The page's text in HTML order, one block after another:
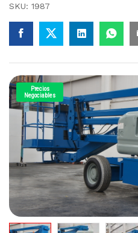
SKU: 1987
Precios
Negociables